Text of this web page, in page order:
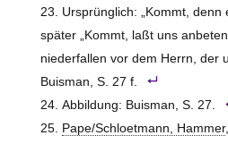
Ursprünglich: „Kommt, denn
später „Kommt, laßt uns
niederfallen vor dem Herrn, der
Buisman, S. 27 f.
Abbildung: Buisman, S. 27.
Pape/Schloetmann, Hammer